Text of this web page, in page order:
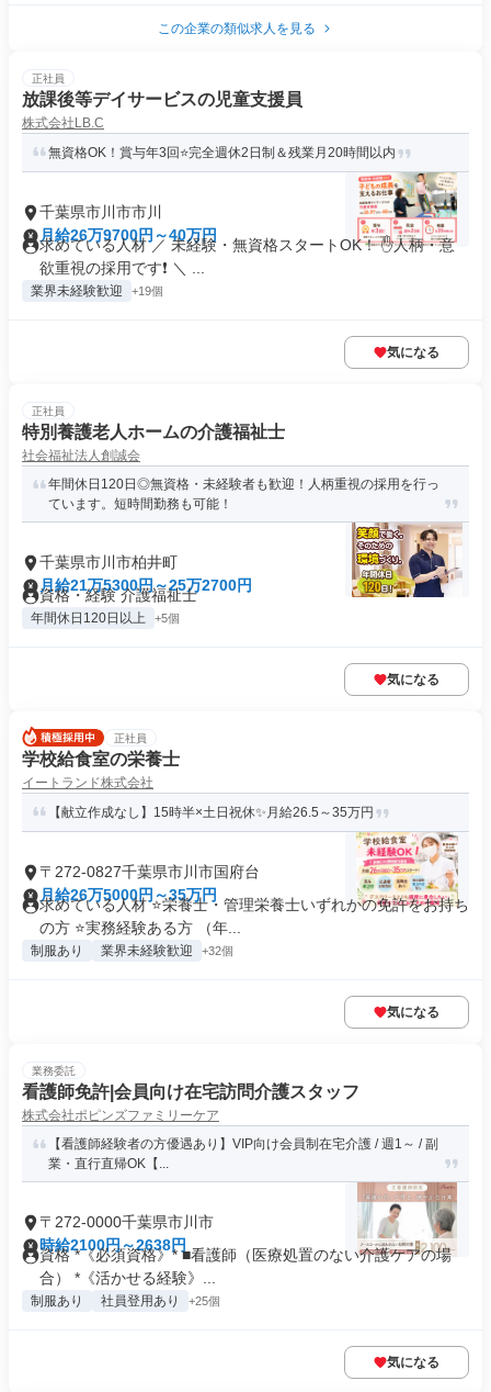
この企業の類似求人を見る
正社員
放課後等デイサービスの児童支援員
株式会社LB.C
無資格OK！賞与年3回⭐完全週休2日制＆残業月20時間以内
千葉県市川市市川
月給26万9700円～40万円
求めている人材 ／ 未経験・無資格スタートOK！ ✋人柄・意
欲重視の採用です❗ ＼ ...
業界未経験歓迎 +19個
気になる
正社員
特別養護老人ホームの介護福祉士
社会福祉法人創誠会
年間休日120日◎無資格・未経験者も歓迎！人柄重視の採用を行っ
ています。短時間勤務も可能！
千葉県市川市柏井町
月給21万5300円～25万2700円
資格・経験 介護福祉士
年間休日120日以上 +5個
気になる
正社員
学校給食室の栄養士
イートランド株式会社
【献立作成なし】15時半×土日祝休✨️月給26.5～35万円
〒272-0827千葉県市川市国府台
月給26万5000円～35万円
求めている人材 ⭐栄養士・管理栄養士いずれかの免許をお持ち
の⽅ ⭐実務経験ある⽅ （年...
制服あり 業界未経験歓迎 +32個
気になる
業務委託
看護師免許|会員向け在宅訪問介護スタッフ
株式会社ポピンズファミリーケア
【看護師経験者の方優遇あり】VIP向け会員制在宅介護 / 週1～ / 副
業・直行直帰OK【...
〒272-0000千葉県市川市
時給2100円～2638円
資格 *《必須資格》* ■看護師（医療処置のない介護ケアの場
合） *《活かせる経験》...
制服あり 社員登用あり +25個
気になる